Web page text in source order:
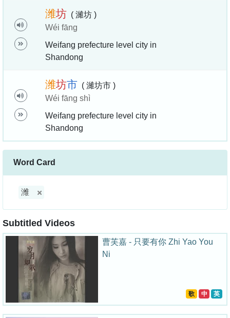
潍坊 ( 濰坊 )
Wéi fāng
Weifang prefecture level city in
Shandong
潍坊市 ( 濰坊市 )
Wéi fāng shì
Weifang prefecture level city in
Shandong
Word Card
潍
Subtitled Videos
曹芙嘉 - 只要有你 Zhi Yao You
Ni
歌 中 英